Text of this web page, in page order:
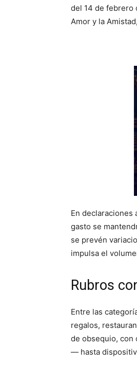
del 14 de febrero
Amor y la
En
gasto se
se prevén
impulsa el
Rubros
Entre las
regalos,
de obsequio, con
— hasta